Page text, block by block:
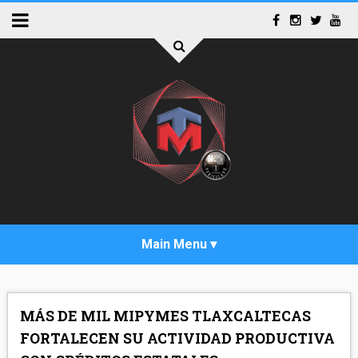
MÁS DE MIL MIPYMES TLAXCALTECAS
FORTALECEN SU ACTIVIDAD PRODUCTIVA